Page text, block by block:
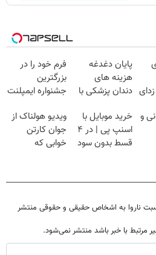
پایان دغدغه
هزینه های
دندان پزشکی با
خانگی
فرم خود را در
بزرگترین
جشنواره ایمپلنت
فقط ۲۵ میلیون
و
خرید موبایل با
اسنپ پی | در ۴
قسط بدون سود
ویدیو هولناک از
جوان کارتن
خوابی که
ناروا به اشخاص حقیقی و حقوقی منتشر
مرتبط با خبر باشد منتشر نمی‌شود.